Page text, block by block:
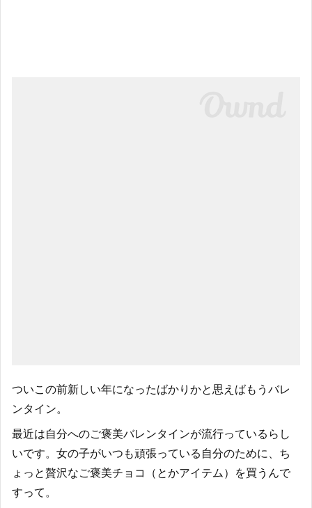
ついこの前新しい年になったばかりかと思えばもうバレ
ンタイン。
最近は自分へのご褒美バレンタインが流行っているらし
いです。女の子がいつも頑張っている自分のために、ち
ょっと贅沢なご褒美チョコ（とかアイテム）を買うんで
すって。